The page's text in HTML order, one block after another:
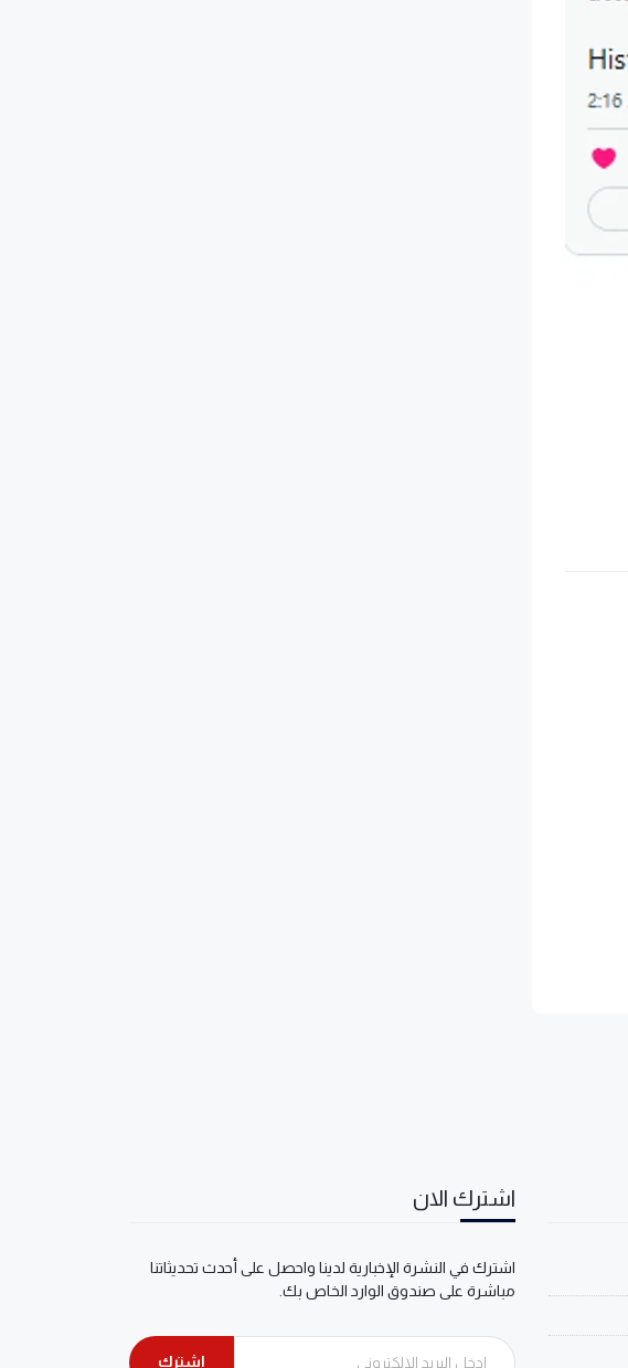
اشترك الان
اشترك في النشرة الإخبارية لدينا واحصل على أحدث تحديثاتنا
مباشرة على صندوق الوارد الخاص بك.
اشترك